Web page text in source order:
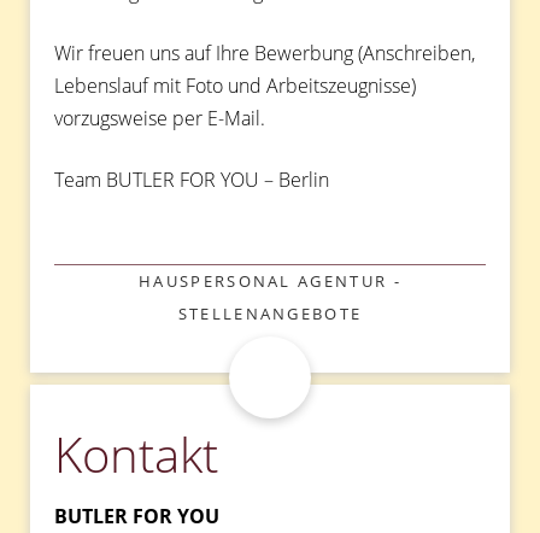
Wir freuen uns auf Ihre Bewerbung (Anschreiben,
Lebenslauf mit Foto und Arbeitszeugnisse)
vorzugsweise per E-Mail.
Team BUTLER FOR YOU – Berlin
KATEGORIEN
HAUSPERSONAL AGENTUR -
STELLENANGEBOTE
Kontakt
BUTLER FOR YOU